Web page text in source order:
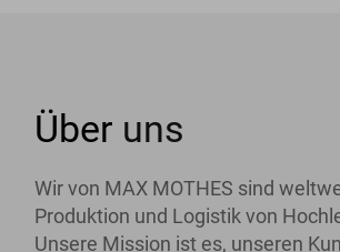
Über uns
Wir von MAX MOTHES sind
Produktion und Logistik von
Unsere Mission ist es, unseren